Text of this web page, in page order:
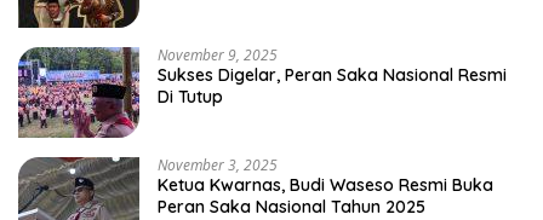
November 9, 2025
Sukses Digelar, Peran Saka Nasional Resmi
Di Tutup
November 3, 2025
Ketua Kwarnas, Budi Waseso Resmi Buka
Peran Saka Nasional Tahun 2025